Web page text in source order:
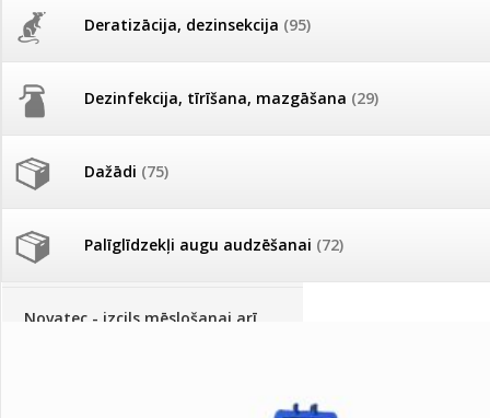
Deratizācija, dezinsekcija (95)
Dezinfekcija, tīrīšana, mazgāšana (29)
Dažādi (75)
Palīglīdzekļi augu audzēšanai (72)
Tomātu diena 21.augustā
Ievešanas atļaujas 2025
Visas datu drošības lapas (DDL)
vienuviet
Klientu Diena
Novatec - izcils mēslošanai arī
Pirmā iemaksa
* Kalkulatoru aprēķinam ir informatīva nozīme. Ikmēneša maksājums var